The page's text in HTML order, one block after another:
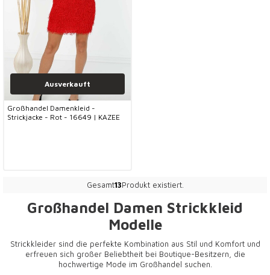
Ausverkauft
Großhandel Damenkleid -
Strickjacke - Rot - 16649 | KAZEE
Gesamt13Produkt existiert.
Großhandel Damen Strickkleid
Modelle
Strickkleidersind die perfekte Kombination aus Stil und Komfort und
erfreuen sich großer Beliebtheit bei Boutique-Besitzern, die
hochwertige Mode im Großhandel suchen.